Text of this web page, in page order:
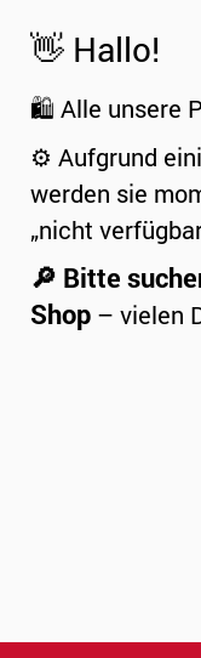
👋 Hallo!
🛍️ Alle unsere
⚙️ Aufgrund
werden sie
„nicht
🔎 Bitte
Shop – vielen